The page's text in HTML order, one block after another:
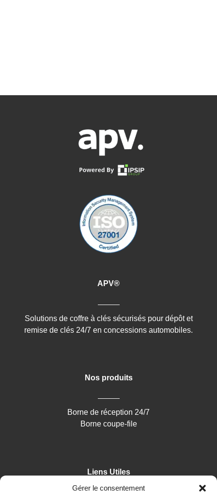
Gérer le consentement
APV®
Solutions de coffre à clés sécurisés pour dépôt et
remise de clés 24/7 en concessions automobiles.
Nos produits
Borne de réception 24/7
Borne coupe-file
Liens Utiles